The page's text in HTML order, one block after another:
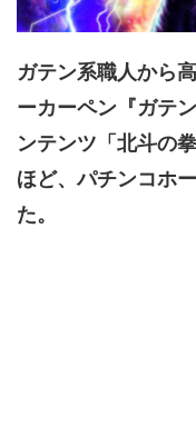
ガテン系職人から
ーカーペン『ガテ
ンテンツ「北斗の
ほど、パチンコホ
た。